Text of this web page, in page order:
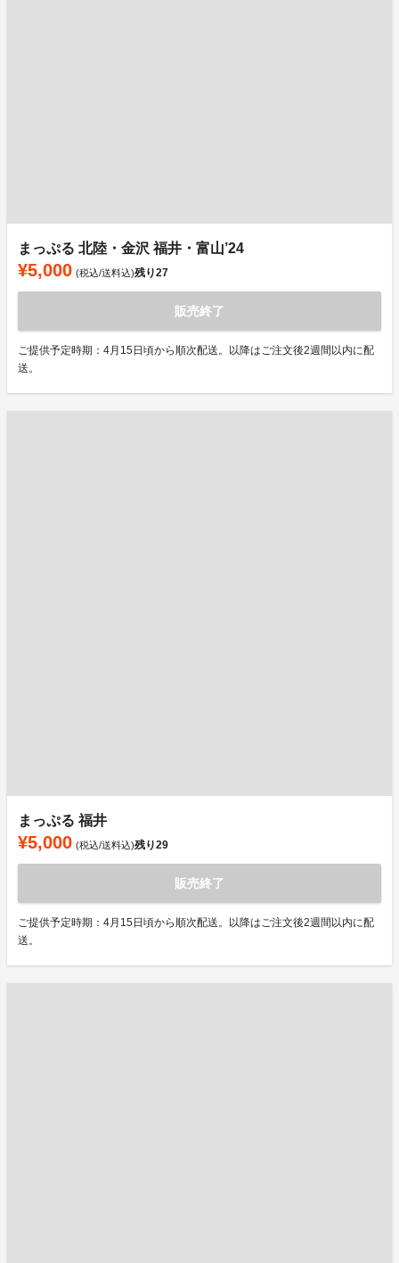
まっぷる 北陸・金沢 福井・富山’24
¥5,000 (税込/送料込)残り27
販売終了
ご提供予定時期：4月15日頃から順次配送。以降はご注文後2週間以内に配
送。
まっぷる 福井
¥5,000 (税込/送料込)残り29
販売終了
ご提供予定時期：4月15日頃から順次配送。以降はご注文後2週間以内に配
送。